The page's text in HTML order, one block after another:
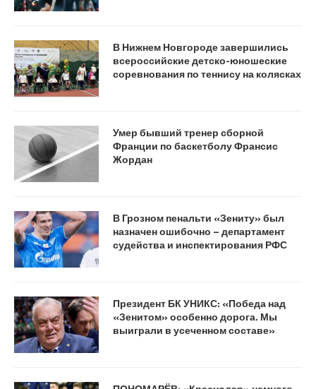
В Нижнем Новгороде завершились
всероссийские детско-юношеские
соревнования по теннису на колясках
Умер бывший тренер сборной
Франции по баскетболу Франсис
Жордан
В Грозном пенальти «Зениту» был
назначен ошибочно – департамент
судейства и инспектирования РФС
Президент БК УНИКС: «Победа над
«Зенитом» особенно дорога. Мы
выиграли в усеченном составе»